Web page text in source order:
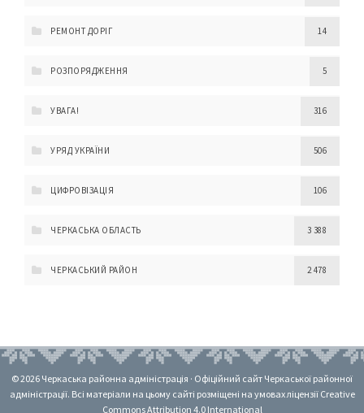
РЕМОНТ ДОРІГ 14
РОЗПОРЯДЖЕННЯ 5
УВАГА! 316
УРЯД УКРАЇНИ 506
ЦИФРОВІЗАЦІЯ 106
ЧЕРКАСЬКА ОБЛАСТЬ 3 388
ЧЕРКАСЬКИЙ РАЙОН 2 478
© 2026 Черкаська районна адміністрація · Офіційний сайт Черкаської районної
адміністрації. Всі матеріали на цьому сайті розміщені на умовах ліцензії Creative
Commons Attribution 4.0 International